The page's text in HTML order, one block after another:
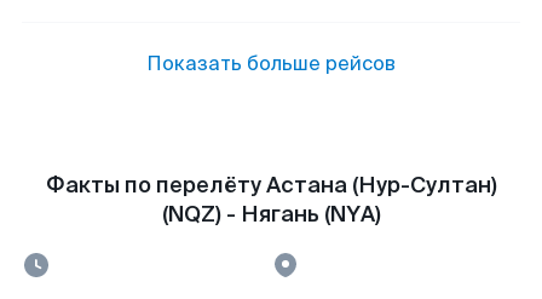
Показать больше рейсов
Факты по перелёту Астана (Нур-Султан)
(NQZ) - Нягань (NYA)